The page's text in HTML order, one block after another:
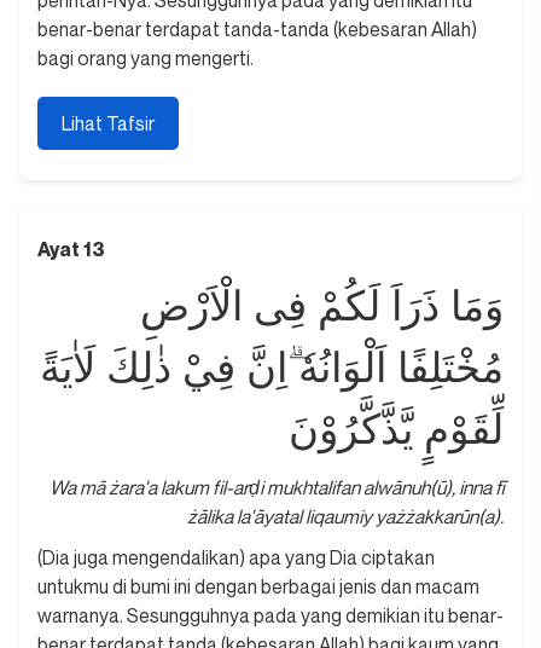
benar-benar terdapat tanda-tanda (kebesaran Allah)
bagi orang yang mengerti.
Lihat Tafsir
Ayat 13
وَمَا ذَرَاَ لَكُمْ فِى الْاَرْضِ
مُخْتَلِفًا اَلْوَانُهٗ ۗاِنَّ فِيْ ذٰلِكَ لَاٰيَةً
لِّقَوْمٍ يَّذَّكَّرُوْنَ
Wa mā żara'a lakum fil-arḍi mukhtalifan alwānuh(ū), inna fī
żālika la'āyatal liqaumiy yażżakkarūn(a).
(Dia juga mengendalikan) apa yang Dia ciptakan
untukmu di bumi ini dengan berbagai jenis dan macam
warnanya. Sesungguhnya pada yang demikian itu benar-